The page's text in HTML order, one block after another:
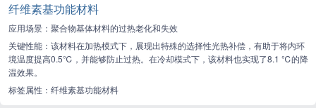
纤维素基功能材料
应用场景：聚合物基体材料的过热老化和失效
关键性能：该材料在加热模式下，展现出特殊的选择性光热补偿，有助于将内环
境温度提高0.5℃，并能够防止过热。在冷却模式下，该材料也实现了8.1 ℃的降
温效果。
标签属性：纤维素基功能材料